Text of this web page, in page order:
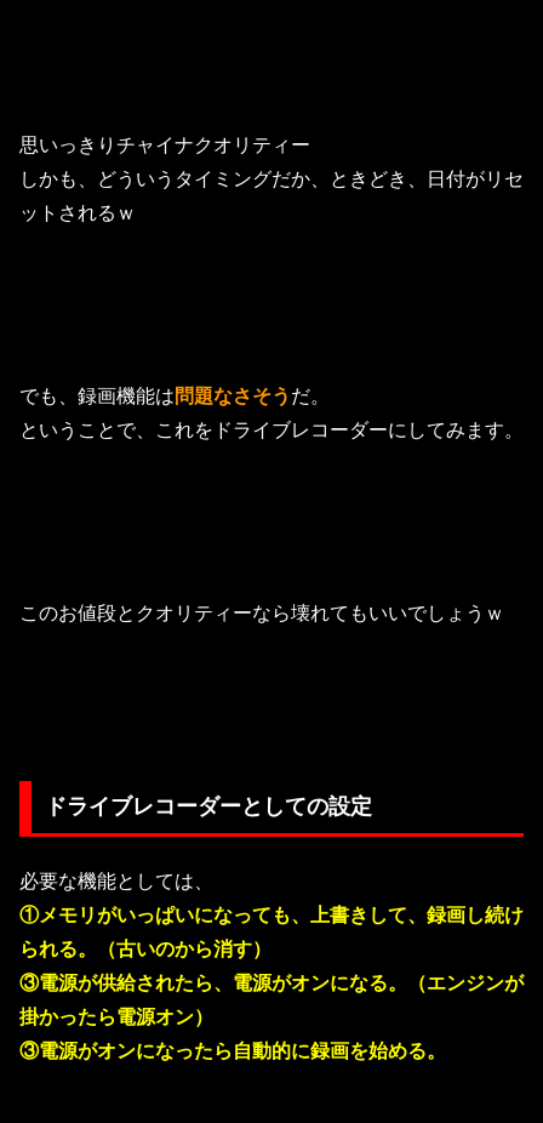
思いっきりチャイナクオリティー
しかも、どういうタイミングだか、ときどき、日付がリセ
ットされるｗ
でも、録画機能は問題なさそう だ。
ということで、これをドライブレコーダーにしてみます。
このお値段とクオリティーなら壊れてもいいでしょうｗ
ドライブレコーダーとしての設定
必要な機能としては、
①メモリがいっぱいになっても、上書きして、録画し続け
られる。（古いのから消す）
③電源が供給されたら、電源がオンになる。（エンジンが
掛かったら電源オン）
③電源がオンになったら自動的に録画を始める。